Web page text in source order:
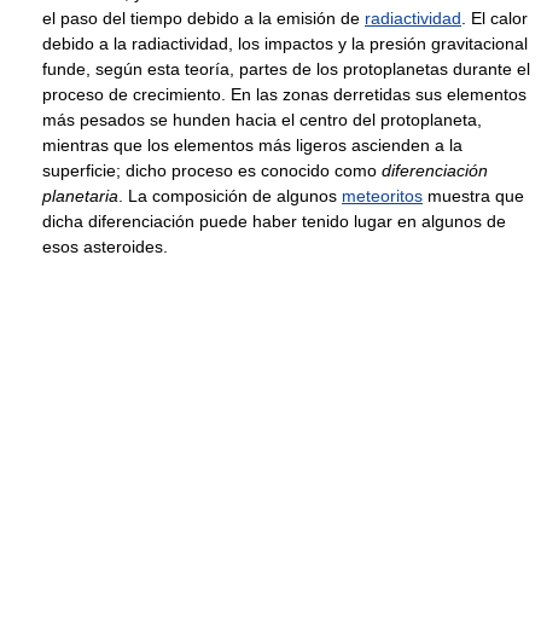
el paso del tiempo debido a la emisión de radiactividad . El calor
debido a la radiactividad, los impactos y la presión gravitacional
funde, según esta teoría, partes de los protoplanetas durante el
proceso de crecimiento. En las zonas derretidas sus elementos
más pesados se hunden hacia el centro del protoplaneta,
mientras que los elementos más ligeros ascienden a la
superficie; dicho proceso es conocido como diferenciación
planetaria . La composición de algunos meteoritos muestra que
dicha diferenciación puede haber tenido lugar en algunos de
esos asteroides.